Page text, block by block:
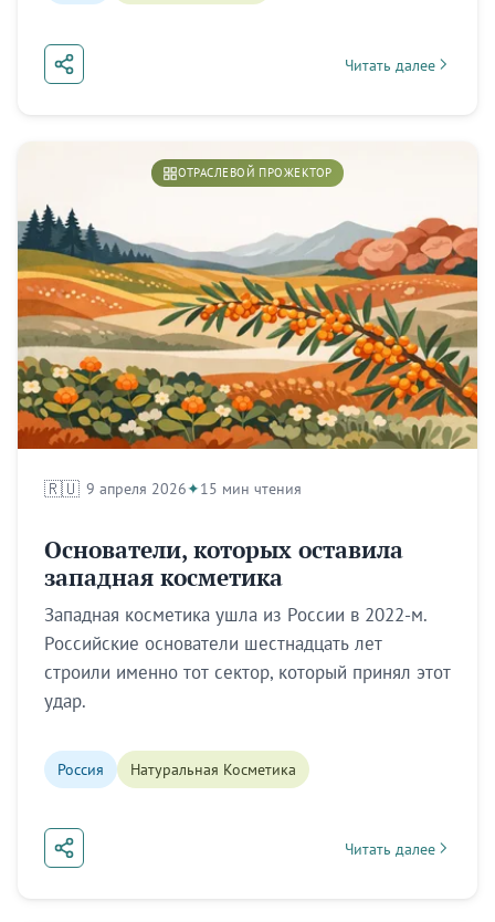
Читать далее
about Непал:
ОТРАСЛЕВОЙ ПРОЖЕКТОР
🇷🇺 9 апреля 2026 15 мин чтения
Основатели, которых оставила
западная косметика
Западная косметика ушла из России в 2022-м.
Российские основатели шестнадцать лет
строили именно тот сектор, который принял этот
удар.
Россия Натуральная Косметика
Читать далее
about Основатели,